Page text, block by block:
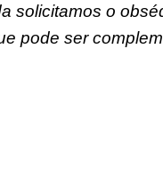
o
pode ser